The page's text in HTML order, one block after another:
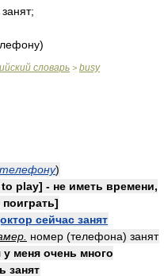
словарь > busy
)
play] - не иметь времени,
сейчас занят
номер (телефона) занят
меня очень много
занят